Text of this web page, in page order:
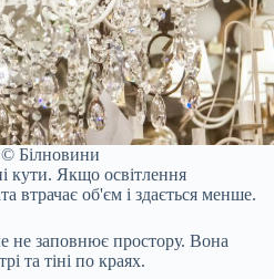
Білновини
кути. Якщо освітлення
втрачає об'єм і здається менше.
не заповнює простору. Вона
та тіні по краях.